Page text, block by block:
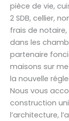
pièce de vie,
2 SDB, cellier,
frais de
dans les
partenaire
maisons sur
la nouvelle
Nous vous
construction
l’architecture,